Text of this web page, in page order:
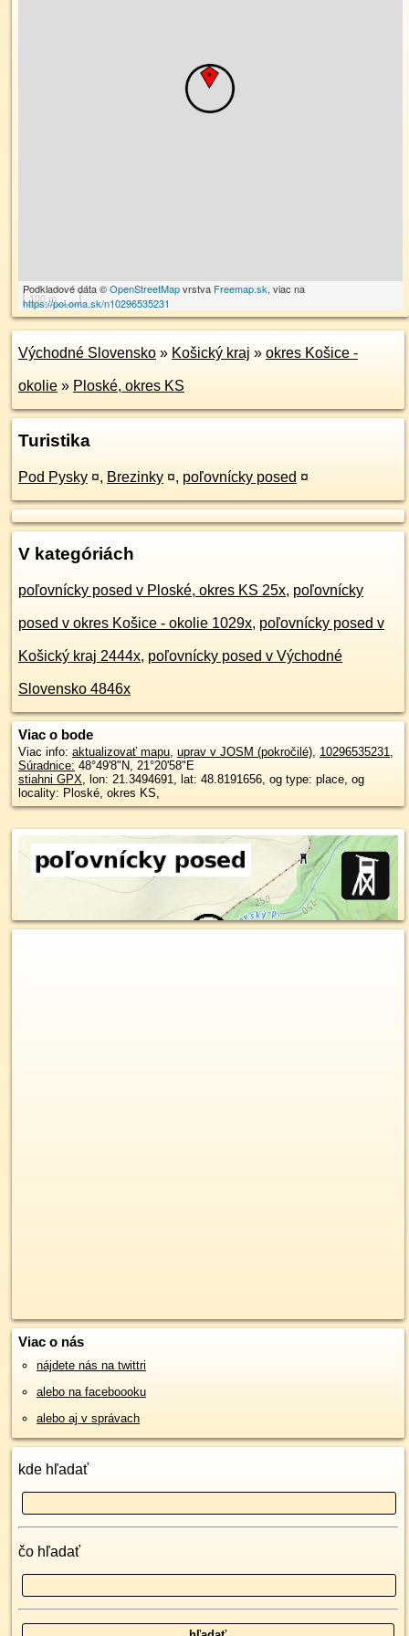
100 m
Podkladové dáta ©OpenStreetMapvrstva Freemap.sk, viac na
https://poi.oma.sk/n10296535231
Východné Slovensko » Košický kraj » okres Košice -
okolie » Ploské, okres KS
Turistika
Pod Pysky ¤, Brezinky ¤, poľovnícky posed ¤
V kategóriách
poľovnícky posed v Ploské, okres KS 25x, poľovnícky
posed v okres Košice - okolie 1029x, poľovnícky posed v
Košický kraj 2444x, poľovnícky posed v Východné
Slovensko 4846x
Viac o bode
Viac info: aktualizovať mapu, uprav v JOSM (pokročilé), 10296535231,
Súradnice: 48°49'8"N, 21°20'58"E
stiahni GPX, lon: 21.3494691, lat: 48.8191656, og type: place, og
locality: Ploské, okres KS,
Viac o nás
nájdete nás na twittri
alebo na faceboooku
alebo aj v správach
kde hľadať
čo hľadať